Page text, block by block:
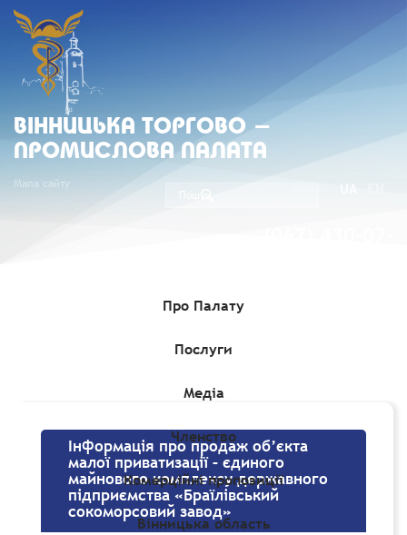
ВIННИЦЬКА ТОРГОВО -
ПРОМИСЛОВА ПАЛАТА
Мапа сайту
Про Палату
Послуги
Медіа
Членство
Комерційні пропозиції
Вінницька область
Комерційні пропозиції»Інформація про продаж
Інформація про продаж об’єкта
малої приватизації – єдиного
майнового комплексу державного
підприємства «Браїлівський
сокоморсовий завод»